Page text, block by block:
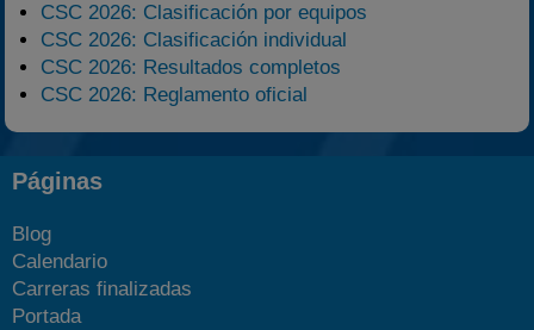
CSC 2026: Clasificación por equipos
CSC 2026: Clasificación individual
CSC 2026: Resultados completos
CSC 2026: Reglamento oficial
Páginas
Blog
Calendario
Carreras finalizadas
Portada